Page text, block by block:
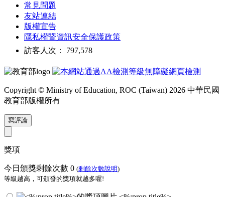
常見問題
友站連結
版權宣告
隱私權暨資訊安全保護政策
訪客人次： 797,578
Copyright © Ministry of Education, ROC (Taiwan) 2026 中華民國
教育部版權所有
寫評論
獎項
今日頒獎剩餘次數 0 (剩餘次數說明)
等級越高，可頒發的獎項就越多喔!